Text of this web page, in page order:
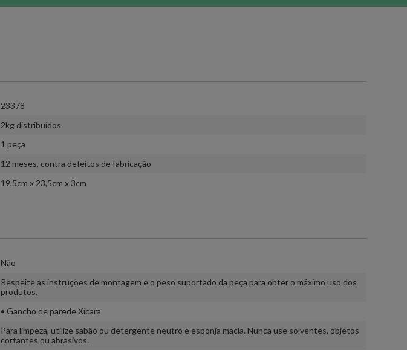
23378
2kg distribuídos
1 peça
12 meses, contra defeitos de fabricação
19,5cm x 23,5cm x 3cm
Não
Respeite as instruções de montagem e o peso suportado da peça para obter o máximo uso dos
produtos.
• Gancho de parede Xícara
Para limpeza, utilize sabão ou detergente neutro e esponja macia. Nunca use solventes, objetos
cortantes ou abrasivos.